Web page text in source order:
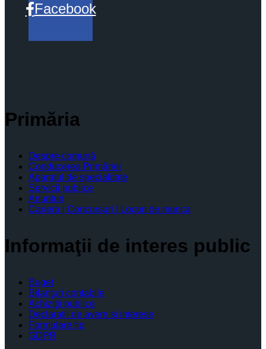
Facebook
Primăria
Despre comună
Conducerea Primăriei
Aparatul de specialitate
Servicii publice
Anunturi
Cariera | Concursuri | Locuri de munca
Informaţii de interes public
Buget
Bilanţuri contabile
Achiziţii publice
Declaratii de avere si interese
Formulare tip
GDPR